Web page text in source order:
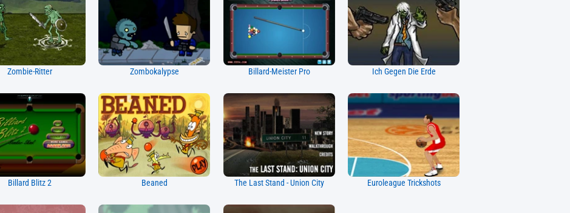
Zombie-Ritter Zombokalypse Billard-Meister Pro Ich Gegen Die Erde
Billard Blitz 2 Beaned The Last Stand - Union City Euroleague Trickshots